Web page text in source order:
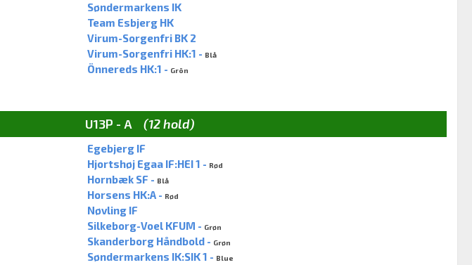
Søndermarkens IK
Team Esbjerg HK
Virum-Sorgenfri BK 2
Virum-Sorgenfri HK:1 - Blå
Önnereds HK:1 - Grön
U13P - A (12 hold)
Egebjerg IF
Hjortshøj Egaa IF:HEI 1 - Rød
Hornbæk SF - Blå
Horsens HK:A - Rød
Nøvling IF
Silkeborg-Voel KFUM - Grøn
Skanderborg Håndbold - Grøn
Søndermarkens IK:SIK 1 - Blue